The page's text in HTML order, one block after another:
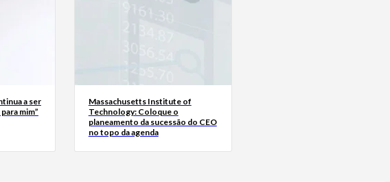
a ser
mim”
Massachusetts Institute of
Technology: Coloque o
planeamento da sucessão do CEO
no topo da agenda